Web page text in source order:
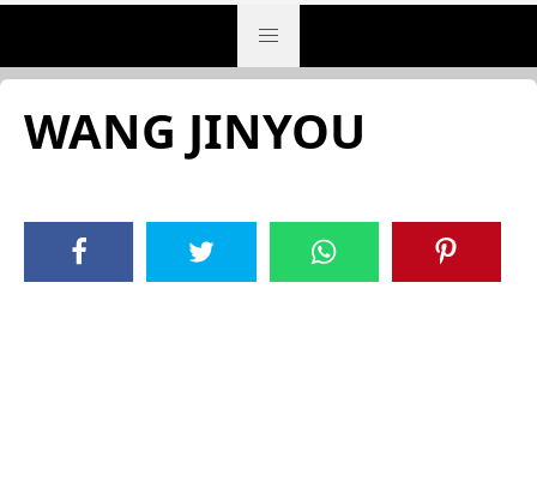
WANG JINYOU